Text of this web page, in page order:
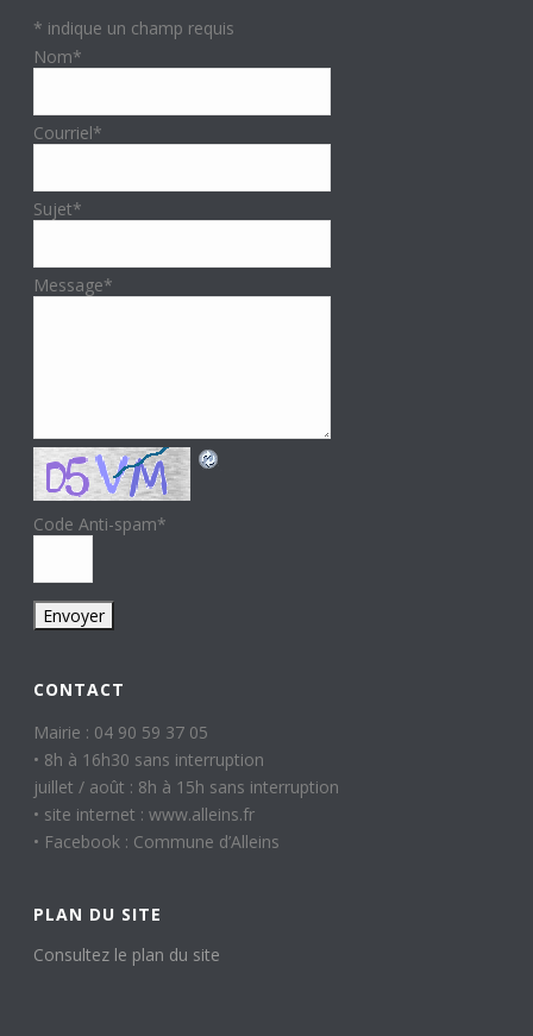
* indique un champ requis
Nom*
Courriel*
Sujet*
Message*
Code Anti-spam*
CONTACT
Mairie : 04 90 59 37 05
• 8h à 16h30 sans interruption
juillet / août : 8h à 15h sans interruption
• site internet : www.alleins.fr
• Facebook : Commune d’Alleins
PLAN DU SITE
Consultez le plan du site